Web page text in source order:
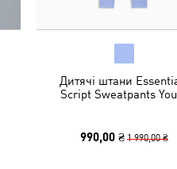
Дитячі штани
Script Sweatpants
990,00 ₴ 1 990,00 ₴